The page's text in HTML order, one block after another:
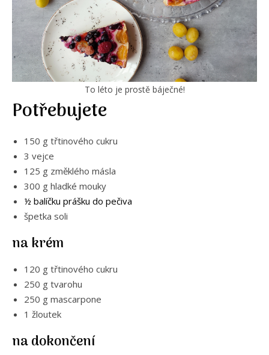
To léto je prostě báječné!
Potřebujete
150 g třtinového cukru
3 vejce
125 g změklého másla
300 g hladké mouky
½ balíčku prášku do pečiva
špetka soli
na krém
120 g třtinového cukru
250 g tvarohu
250 g mascarpone
1 žloutek
na dokončení